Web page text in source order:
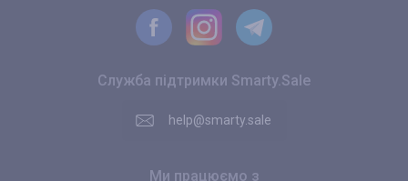
Служба підтримки Smarty.Sale
help@smarty.sale
Ми працюємо з